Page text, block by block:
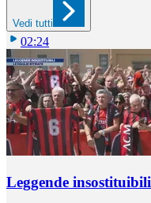
Vedi tutti
02:24
Leggende insostituibili